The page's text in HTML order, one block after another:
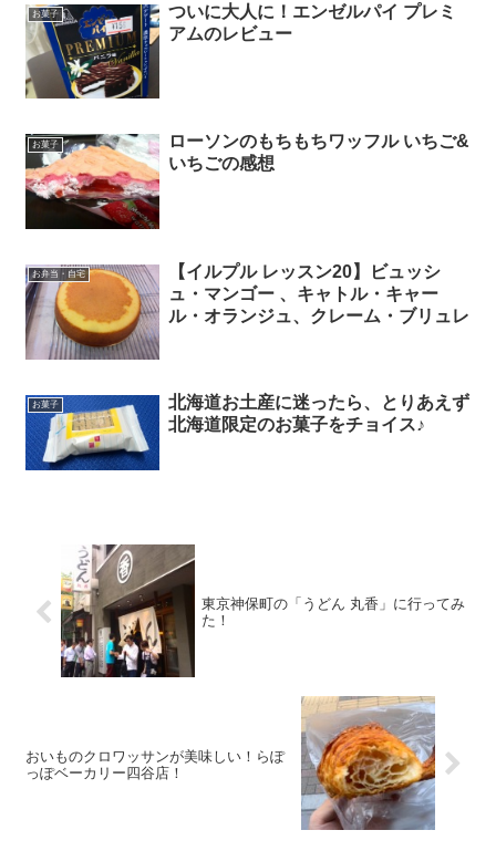
お菓子
ついに大人に！エンゼルパイ プレミ
アムのレビュー
お菓子
ローソンのもちもちワッフル いちご&
いちごの感想
お弁当・自宅
【イルプル レッスン20】ビュッシ
ュ・マンゴー 、キャトル・キャー
ル・オランジュ、クレーム・ブリュレ
お菓子
北海道お土産に迷ったら、とりあえず
北海道限定のお菓子をチョイス♪
東京神保町の「うどん 丸香」に行ってみ
た！
おいものクロワッサンが美味しい！らぽ
っぽベーカリー四谷店！